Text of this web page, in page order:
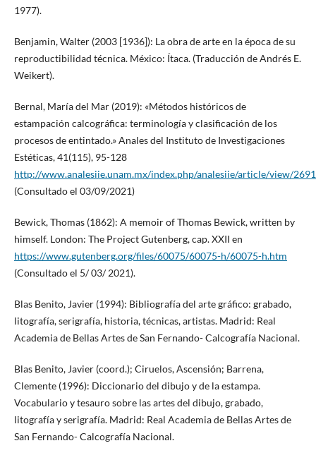
1977).
Benjamin, Walter (2003 [1936]): La obra de arte en la época de su
reproductibilidad técnica. México: Ítaca. (Traducción de Andrés E.
Weikert).
Bernal, María del Mar (2019): «Métodos históricos de
estampación calcográfica: terminología y clasificación de los
procesos de entintado.» Anales del Instituto de Investigaciones
Estéticas, 41(115), 95-128
http://www.analesiie.unam.mx/index.php/analesiie/article/view/2691
(Consultado el 03/09/2021)
Bewick, Thomas (1862): A memoir of Thomas Bewick, written by
himself. London: The Project Gutenberg, cap. XXII en
https://www.gutenberg.org/files/60075/60075-h/60075-h.htm
(Consultado el 5/ 03/ 2021).
Blas Benito, Javier (1994): Bibliografía del arte gráfico: grabado,
litografía, serigrafía, historia, técnicas, artistas. Madrid: Real
Academia de Bellas Artes de San Fernando- Calcografía Nacional.
Blas Benito, Javier (coord.); Ciruelos, Ascensión; Barrena,
Clemente (1996): Diccionario del dibujo y de la estampa.
Vocabulario y tesauro sobre las artes del dibujo, grabado,
litografía y serigrafía. Madrid: Real Academia de Bellas Artes de
San Fernando- Calcografía Nacional.